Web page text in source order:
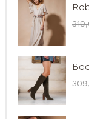
Prix
Prix